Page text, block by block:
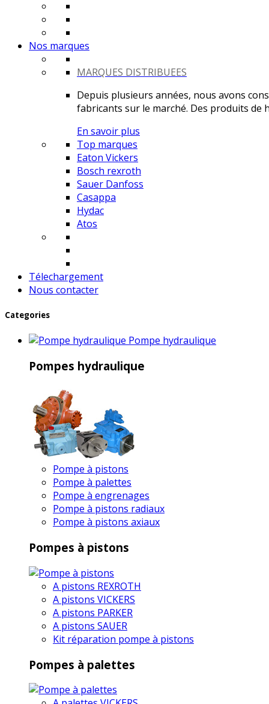
Nos marques
MARQUES DISTRIBUEES
Depuis plusieurs années, nous avons
fabricants sur le marché. Des produits de
En savoir plus
Top marques
Eaton Vickers
Bosch rexroth
Sauer Danfoss
Casappa
Hydac
Atos
Télechargement
Nous contacter
Categories
Pompe hydraulique
Pompes hydraulique
Pompe à pistons
Pompe à palettes
Pompe à engrenages
Pompe à pistons radiaux
Pompe à pistons axiaux
Pompes à pistons
A pistons REXROTH
A pistons VICKERS
A pistons PARKER
A pistons SAUER
Kit réparation pompe à pistons
Pompes à palettes